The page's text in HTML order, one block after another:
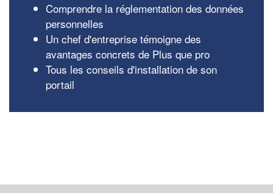
Comprendre la réglementation des données
personnelles
Un chef d'entreprise témoigne des
avantages concrets de Plus que pro
Tous les conseils d'installation de son
portail